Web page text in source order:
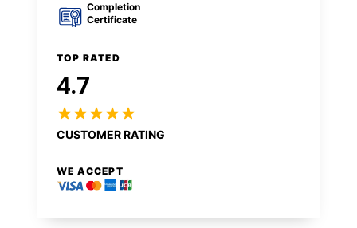
Completion
Certificate
TOP RATED
4.7
CUSTOMER RATING
WE ACCEPT